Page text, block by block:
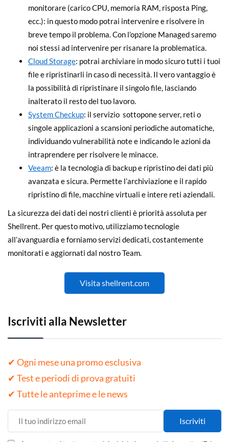
monitorare (carico CPU, memoria RAM, risposta Ping,
ecc.): in questo modo potrai intervenire e risolvere in
breve tempo il problema. Con l’opzione Managed saremo
noi stessi ad intervenire per risanare la problematica.
Cloud Storage: potrai archiviare in modo sicuro tutti i tuoi
file e ripristinarli in caso di necessità. Il vero vantaggio è
la possibilità di ripristinare il singolo file, lasciando
inalterato il resto del tuo lavoro.
System Checkup: il servizio sottopone server, reti o
singole applicazioni a scansioni periodiche automatiche,
individuando vulnerabilità note e indicando le azioni da
intraprendere per risolvere le minacce.
Veeam: è la tecnologia di backup e ripristino dei dati più
avanzata e sicura. Permette l’archiviazione e il rapido
ripristino di file, macchine virtuali e intere reti aziendali.
La sicurezza dei dati dei nostri clienti è priorità assoluta per
Shellrent. Per questo motivo, utilizziamo tecnologie
all’avanguardia e forniamo servizi dedicati, costantemente
monitorati e aggiornati dal nostro Team.
Visita shellrent.com
Iscriviti alla Newsletter
✔ Ogni mese una promo esclusiva
✔ Test e periodi di prova gratuiti
✔ Tutte le anteprime e le news